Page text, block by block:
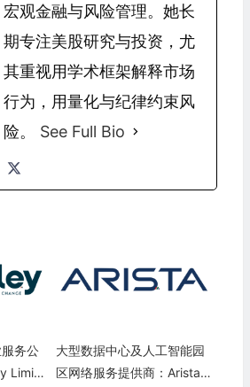
宏观金融与风险管理。她长
期专注美股研究与投资，尤
其重视用学术框架解释市场
行为，用量化与纪律约束风
险。 See Full Bio
务公
Limite
大型数据中心及人工智能园
区网络服务提供商：Arista